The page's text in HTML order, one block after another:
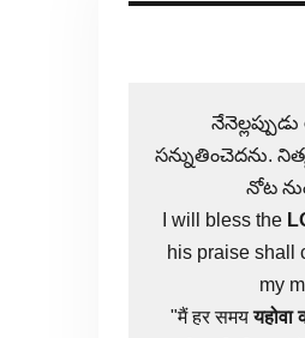
నేనెల్లప్పుడు
సన్నుతించెదను.
నోట
I will bless the
his praise shall
my
"मैं हर समययहोवा